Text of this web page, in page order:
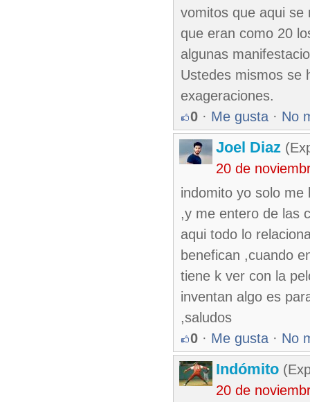
vomitos que aqui se
que eran como 20
algunas
Ustedes mismos se
exageraciones.
0 · Me gusta · No
Joel Diaz
20 de
indomito yo solo me
,y me entero de las
aqui todo lo
benefican ,cuando
tiene k ver con la
inventan algo es
,saludos
0 · Me gusta · No
Indómito
20 de